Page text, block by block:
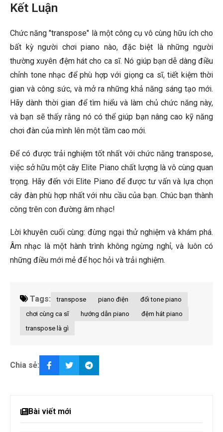
Kết Luận
Chức năng "transpose" là một công cụ vô cùng hữu ích cho
bất kỳ người chơi piano nào, đặc biệt là những người
thường xuyên đệm hát cho ca sĩ. Nó giúp bạn dễ dàng điều
chỉnh tone nhạc để phù hợp với giọng ca sĩ, tiết kiệm thời
gian và công sức, và mở ra những khả năng sáng tạo mới.
Hãy dành thời gian để tìm hiểu và làm chủ chức năng này,
và bạn sẽ thấy rằng nó có thể giúp bạn nâng cao kỹ năng
chơi đàn của mình lên một tầm cao mới.
Để có được trải nghiệm tốt nhất với chức năng transpose,
việc sở hữu một cây Elite Piano chất lượng là vô cùng quan
trọng. Hãy đến với Elite Piano để được tư vấn và lựa chọn
cây đàn phù hợp nhất với nhu cầu của bạn. Chúc bạn thành
công trên con đường âm nhạc!
Lời khuyên cuối cùng: đừng ngại thử nghiệm và khám phá.
Âm nhạc là một hành trình không ngừng nghỉ, và luôn có
những điều mới mẻ để học hỏi và trải nghiệm.
Tags: transpose piano điện
đổi tone piano
chơi cùng ca sĩ
hướng dẫn piano
đệm hát piano
transpose là gì
Chia sẻ:
Bài viết mới